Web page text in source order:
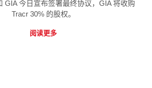
GIA 今日宣布签署最终协议，GIA 将收购
Tracr 30% 的股权。
阅读更多